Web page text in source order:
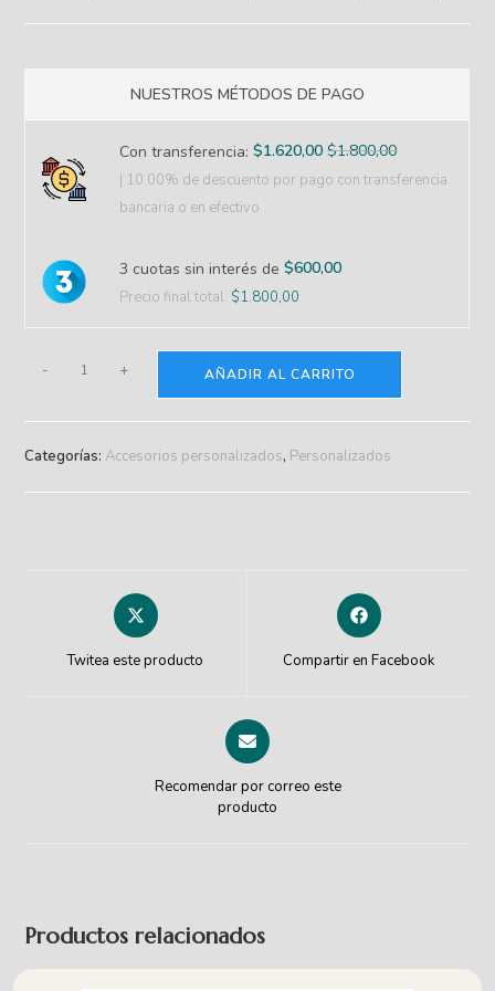
NUESTROS MÉTODOS DE PAGO
Con transferencia:$1.620,00 $1.800,00
| 10.00% de descuento por pago con transferencia
bancaria o en efectivo
3 cuotas sin interés de$600,00
Precio final total: $1.800,00
- + AÑADIR AL CARRITO
Categorías:Accesorios personalizados, Personalizados
Twitea este producto Compartir en Facebook
Recomendar por correo este
producto
Productos relacionados